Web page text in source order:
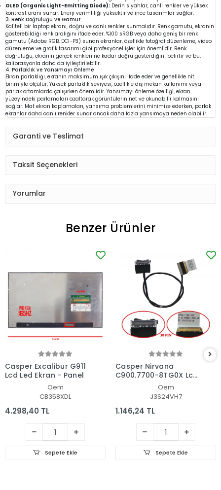
OLED (Organic Light-Emitting Diode): Derin siyahlar, canlı renkler ve yüksek
kontrast oranı sunar. Enerji verimliliği yüksektir ve ince tasarımlar sağlar.
3. Renk Doğruluğu ve Gamut
Kaliteli bir laptop ekranı, doğru ve canlı renkler sunmalıdır. Renk gamutu, ekranın
gösterebildiği renk aralığını ifade eder. %100 sRGB veya daha geniş bir renk
gamutu (Adobe RGB, DCI-P3) sunan ekranlar, özellikle fotoğraf düzenleme, video
düzenleme ve grafik tasarımı gibi profesyonel işler için önemlidir. Renk
doğruluğu, ekranın gerçek renkleri ne kadar doğru gösterdiğini belirtir ve bu,
kalibrasyonla daha da iyileştirilebilir.
4. Parlaklık ve Yansımayı Önleme
Ekran parlaklığı, ekranın maksimum ışık çıkışını ifade eder ve genellikle nit
birimiyle ölçülür. Yüksek parlaklık seviyesi, özellikle dış mekan kullanımı veya
parlak ortamlarda çalışırken önemlidir. Yansımayı önleme özelliği, ekran
yüzeyindeki parlamaları azaltarak görüntülerin net ve okunabilir kalmasını
sağlar. Mat ekran kaplamaları, yansıma problemlerini minimize ederken, parlak
ekranlar daha canlı renkler sunar ancak daha fazla yansımaya neden olabilir.
Garanti ve Teslimat
Taksit Seçenekleri
Yorumlar
Benzer Ürünler
Casper Excalibur G911
Lcd Led Ekran - Panel
Oem
CB358XDL
4.298,40 TL
Sepete Ekle
Casper Nirvana
C900.7700-8TG0X Lcd
- Ekran Data Flex
Oem
J3S24VH7
1.146,24 TL
Sepete Ekle